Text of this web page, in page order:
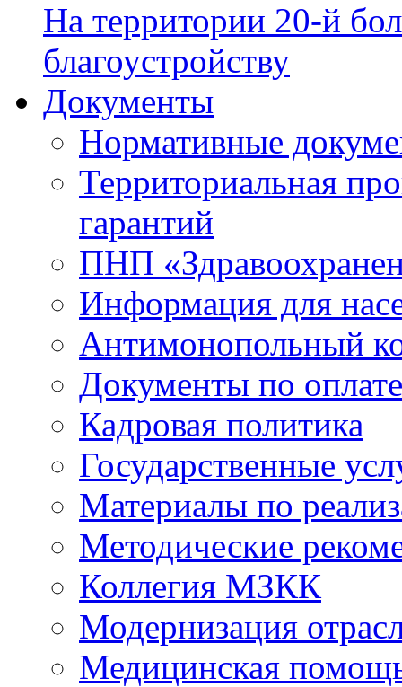
На территории 20-й
благоустройству
Документы
Нормативные
Территориальная
гарантий
ПНП
Информация для
Антимонопольный
Документы по
Кадровая политика
Государственные
Материалы по
Методические
Коллегия МЗКК
Модернизация
Медицинская